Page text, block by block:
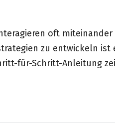
oft
zu entwickeln ist
für-Schritt-Anleitung